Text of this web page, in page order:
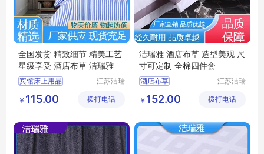
全国发货 精致细节 精美工艺
星级享受 酒店布草 洁瑞雅
宾馆床上用品
酒店布草 医院布草
江苏洁瑞
有限公司
￥ 115.00 拨打电话
洁瑞雅 酒店布草 造型美观 尺
寸可定制 全棉四件套
酒店布草
客房布草
宾馆布草
江苏洁瑞
有限公司
￥ 152.00 拨打电话